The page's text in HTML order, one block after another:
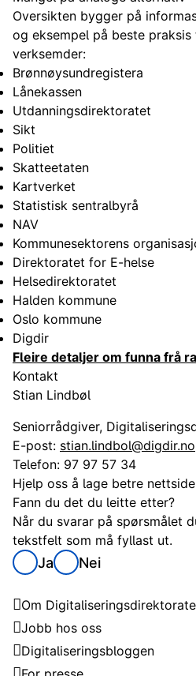
Oversikten bygger på
og eksempel på beste
verksemder:
Brønnøysundregistera
Lånekassen
Utdanningsdirektoratet
Sikt
Politiet
Skatteetaten
Kartverket
Statistisk sentralbyrå
NAV
Kommunesektorens
Direktoratet for E-helse
Helsedirektoratet
Halden kommune
Oslo kommune
Digdir
Fleire detaljer om funna frå
Kontakt
Stian Lindbøl
Seniorrådgiver,
E-post: stian.lindbol@digdir.no
Telefon: 97 97 57 34
Hjelp oss å lage betre
Fann du det du leitte etter?
Når du svarar på spørsmålet
tekstfelt som må fyllast ut.
Ja Nei
Om
Jobb hos oss
Digitaliseringsbloggen